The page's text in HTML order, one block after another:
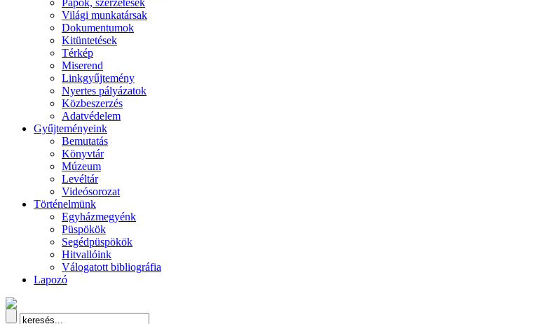
Papok, szerzetesek
Világi munkatársak
Dokumentumok
Kitüntetések
Térkép
Miserend
Linkgyűjtemény
Nyertes pályázatok
Közbeszerzés
Adatvédelem
Gyűjteményeink
Bemutatás
Könyvtár
Múzeum
Levéltár
Videósorozat
Történelmünk
Egyházmegyénk
Püspökök
Segédpüspökök
Hitvallóink
Válogatott bibliográfia
Lapozó